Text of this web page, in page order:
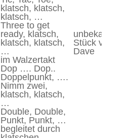
klatsch, klatsch,
klatsch, …
Three to get
ready, klatsch,
klatsch, klatsch,
…
im Walzertakt
unbekanntes
Stück von
Dave
Dop …. Dop..
Doppelpunkt, ….
Nimm zwei,
klatsch, klatsch,
…
Double, Double,
Punkt, Punkt, …
begleitet durch